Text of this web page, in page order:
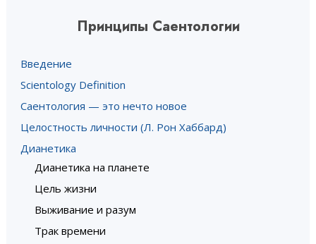
Принципы Саентологии
Введение
Scientology Definition
Саентология — это нечто новое
Целостность личности (Л. Рон Хаббард)
Дианетика
Дианетика на планете
Цель жизни
Выживание и разум
Трак времени